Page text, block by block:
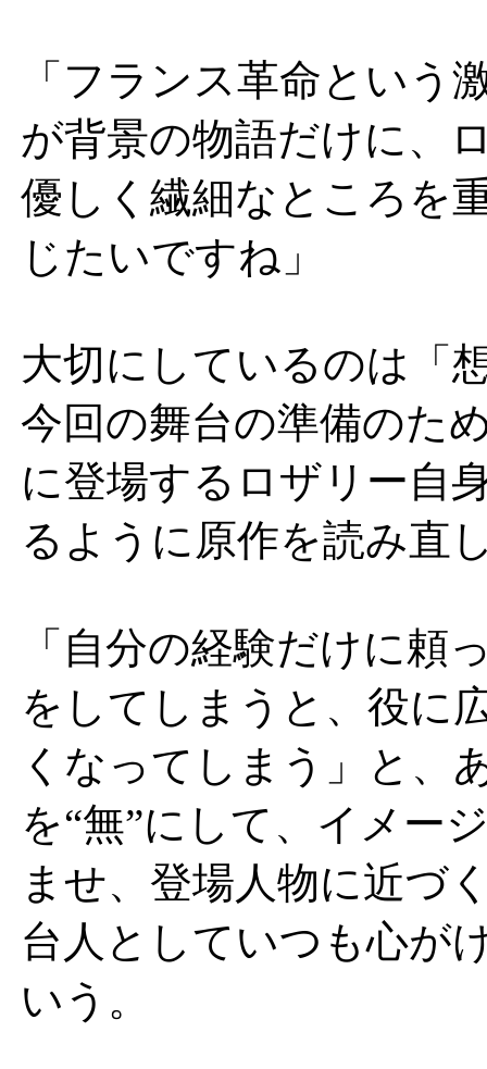
「フランス革命という
が背景の物語だけに、
優しく繊細なところを
じたいですね」
大切にしているのは「
今回の舞台の準備のた
に登場するロザリー自
るように原作を読み直
「自分の経験だけに頼
をしてしまうと、役に
くなってしまう」と、
を“無”にして、イメー
ませ、登場人物に近づ
台人としていつも心が
いう。